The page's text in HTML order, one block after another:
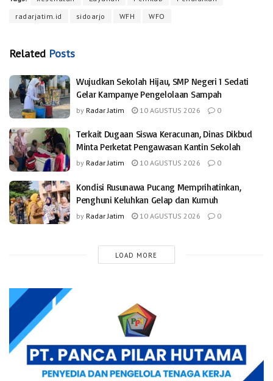
radarjatim.id
sidoarjo WFH WFO
Related Posts
Wujudkan Sekolah Hijau, SMP Negeri 1 Sedati
Gelar Kampanye Pengelolaan Sampah
by Radar Jatim 10 AGUSTUS 2026 0
Terkait Dugaan Siswa Keracunan, Dinas Dikbud
Minta Perketat Pengawasan Kantin Sekolah
by Radar Jatim 10 AGUSTUS 2026 0
Kondisi Rusunawa Pucang Memprihatinkan,
Penghuni Keluhkan Gelap dan Kumuh
by Radar Jatim 10 AGUSTUS 2026 0
LOAD MORE